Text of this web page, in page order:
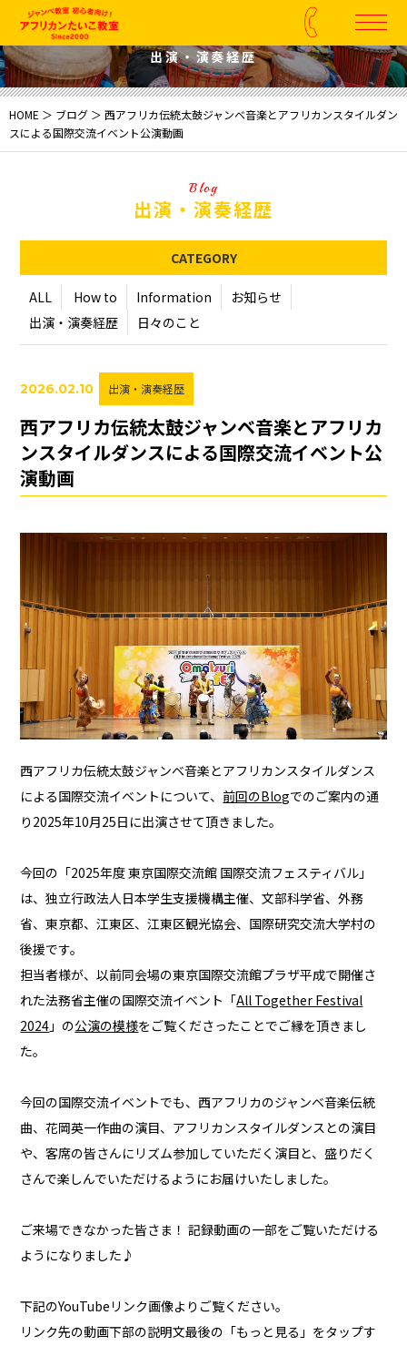
出演・演奏経歴
HOME ＞ ブログ ＞ 西アフリカ伝統太鼓ジャンベ音楽とアフリカンスタイルダン
スによる国際交流イベント公演動画
Blog
出演・演奏経歴
CATEGORY
ALL How to Information
お知らせ
出演・演奏経歴
日々のこと
2026.02.10 出演・演奏経歴
西アフリカ伝統太鼓ジャンベ音楽とアフリカ
ンスタイルダンスによる国際交流イベント公
演動画
西アフリカ伝統太鼓ジャンベ音楽とアフリカンスタイルダンス
による国際交流イベントについて、 前回のBlogでのご案内の通
り2025年10月25日に出演させて頂きました。
今回の「2025年度 東京国際交流館 国際交流フェスティバル」
は、独立行政法人日本学生支援機構主催、文部科学省、外務
省、東京都、江東区、江東区観光協会、国際研究交流大学村の
後援です。
担当者様が、以前同会場の東京国際交流館プラザ平成で開催さ
れた法務省主催の国際交流イベント「All Together Festival
2024 」の公演の模様をご覧くださったことでご縁を頂きまし
た。
今回の国際交流イベントでも、西アフリカのジャンベ音楽伝統
曲、花岡英一作曲の演目、アフリカンスタイルダンスとの演目
や、客席の皆さんにリズム参加していただく演目と、盛りだく
さんで楽しんでいただけるようにお届けいたしました。
ご来場できなかった皆さま！ 記録動画の一部をご覧いただける
ようになりました♪
下記のYouTubeリンク画像よりご覧ください。
リンク先の動画下部の説明文最後の「もっと見る」をタップす